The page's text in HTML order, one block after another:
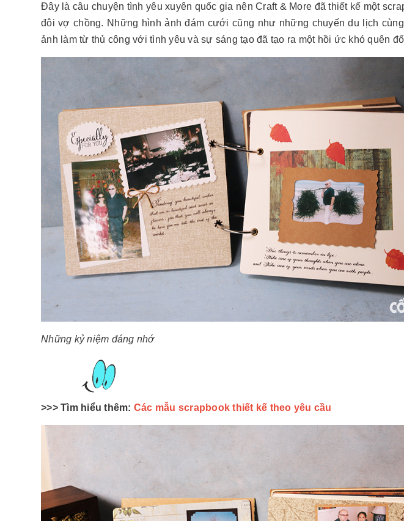
Đây là câu chuyện tình yêu xuyên quốc gia nên Craft & More đã thiết kế một
đôi vợ chồng. Những hình ảnh đám cưới cũng như những chuyến du lịch
ảnh làm từ thủ công với tình yêu và sự sáng tạo đã tạo ra một hồi ức khó quên
Những kỷ niệm đáng nhớ
>>> Tìm hiểu thêm: Các mẫu scrapbook thiết kế theo yêu cầu